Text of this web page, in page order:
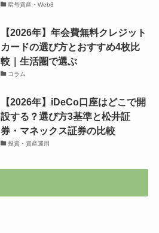
暗号資産・Web3
【2026年】年会費無料クレジット
カードの選び方とおすすめ4枚比
較｜生活圏で選ぶ
コラム
【2026年】iDeCo口座はどこで開
設する？選び方3基準と松井証
券・マネックス証券の比較
投資・資産運用